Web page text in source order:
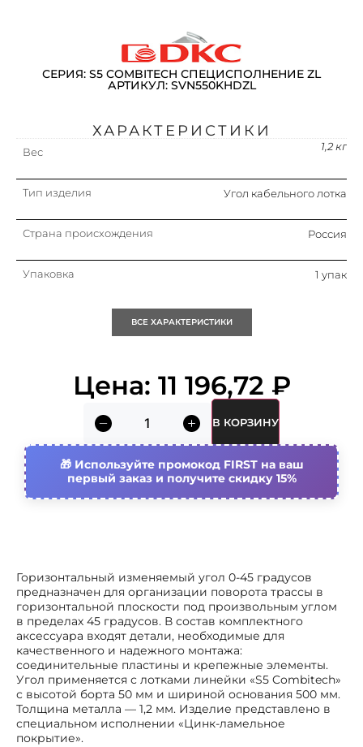
СЕРИЯ: S5 COMBITECH СПЕЦИСПОЛНЕНИЕ ZL
АРТИКУЛ: SVN550KHDZL
Горизонтальный изменяемый угол 0-45 градусов
предназначен для организации поворота трассы в
горизонтальной плоскости под произвольным углом
в пределах 45 градусов. В состав комплектного
аксессуара входят детали, необходимые для
качественного и надежного монтажа:
соединительные пластины и крепежные элементы.
Угол применяется с лотками линейки «S5 Combitech»
с высотой борта 50 мм и шириной основания 500 мм.
Толщина металла — 1,2 мм. Изделие представлено в
специальном исполнении «Цинк-ламельное
покрытие».
ХАРАКТЕРИСТИКИ
Вес 1,2 кг
Тип изделия Угол кабельного лотка
Страна происхождения Россия
Упаковка 1 упак
Nato монтажные отверстия
Высота кабельного лотка
Ширина кабельного лотка 500 мм
Отклонение (угол) Регулируемый
Толщина материала
Модель/исполнение
С соединит. разъемом в
комплекте
Цвет
ВСЕ ХАРАКТЕРИСТИКИ
Цена: 11 196,72 ₽
В КОРЗИНУ
Используйте промокод FIRST на ваш
первый заказ и получите скидку 15%